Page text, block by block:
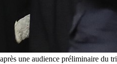
une audience préliminaire du